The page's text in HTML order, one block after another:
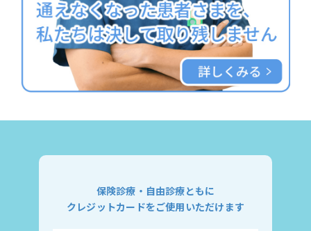
保険診療・自由診療ともに
クレジットカードをご使用いただけます